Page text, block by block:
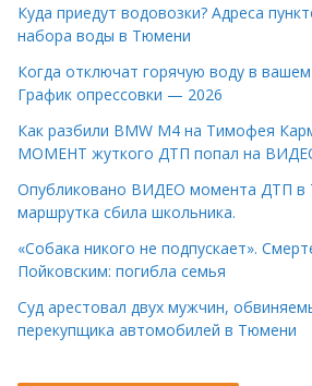
Куда приедут водовозки? Адреса
набора воды в Тюмени
Когда отключат горячую воду в
График опрессовки — 2026
Как разбили BMW M4 на Тимофея
МОМЕНТ жуткого ДТП попал на
Опубликовано ВИДЕО момента ДТП в
маршрутка сбила школьника.
«Собака никого не подпускает».
Пойковским: погибла семья
Суд арестовал двух мужчин,
перекупщика автомобилей в Тюмени